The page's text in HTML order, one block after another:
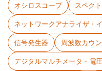
オシロスコープ
スペク
ネットワークアナライザ・
信号発生器
周波数カウ
デジタルマルチメータ・電